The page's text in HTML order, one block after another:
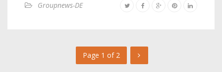
Groupnews-DE
Page 1 of 2